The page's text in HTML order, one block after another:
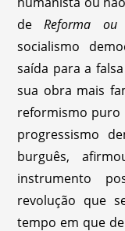
deReforma ou
socialismo
saída para a
sua obra mais
reformismo puro
progressismo
burguês,
instrumento
revolução que
tempo em que